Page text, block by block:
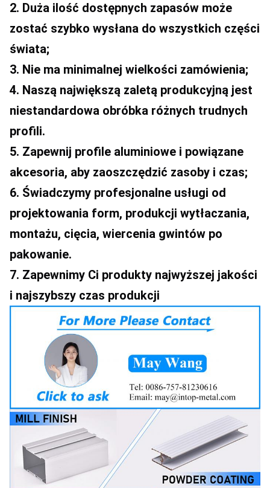
2. Duża ilość dostępnych zapasów może
zostać szybko wysłana do wszystkich części
świata;
3. Nie ma minimalnej wielkości zamówienia;
4. Naszą największą zaletą produkcyjną jest
niestandardowa obróbka różnych trudnych
profili.
5. Zapewnij profile aluminiowe i powiązane
akcesoria, aby zaoszczędzić zasoby i czas;
6. Świadczymy profesjonalne usługi od
projektowania form, produkcji wytłaczania,
montażu, cięcia, wiercenia gwintów po
pakowanie.
7. Zapewnimy Ci produkty najwyższej jakości
i najszybszy czas produkcji